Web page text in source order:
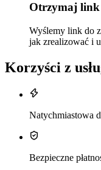
Otrzymaj
Wyślemy link do
jak zrealizować i
Korzyści z
Natychmiastowa
Bezpieczne